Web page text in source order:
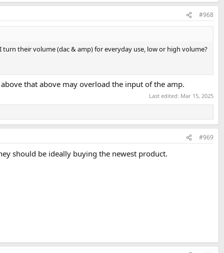
ενεργά κάθε φορά, επειδή το συνηθισμένο τσιπ DAC 2
τον ψηφιακό έλεγχο έντασης για να ρυθμίσετε την ένταση με τον
#968
turn their volume (dac & amp) for everyday use, low or high volume?
that above may overload the input of the amp.
Last edited: Mar 15, 2025
#969
should be ideally buying the newest product.